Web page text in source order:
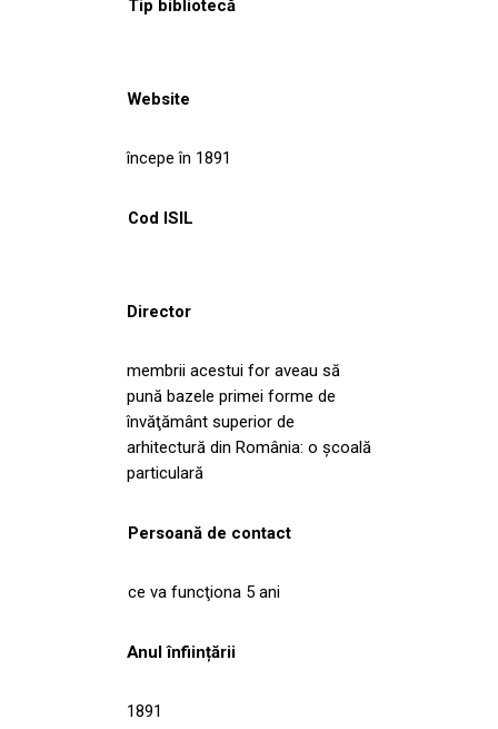
Tip bibliotecă
Website
începe în 1891
Cod ISIL
Director
membrii acestui for aveau să
pună bazele primei forme de
învăţământ superior de
arhitectură din România: o şcoală
particulară
Persoană de contact
ce va funcţiona 5 ani
Anul înființării
1891